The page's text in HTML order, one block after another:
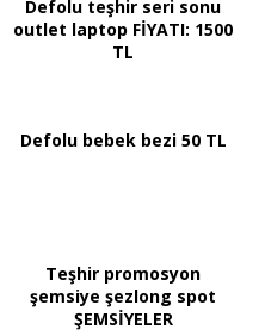
Defolu teşhir seri sonu
outlet laptop FİYATI: 1500
TL
Defolu bebek bezi 50 TL
Teşhir promosyon
şemsiye şezlong spot
ŞEMSİYELER